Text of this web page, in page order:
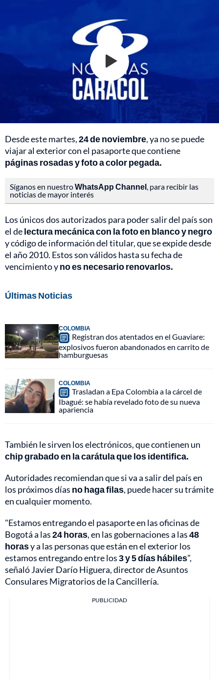
Desde este martes,24 de noviembre, ya no se puede
viajar al exterior con el pasaporte que contiene
páginas rosadas y foto a color pegada.
Síganos en nuestroWhatsApp Channel , para recibir las
noticias de mayor interés
Los únicos dos autorizados para poder salir del país son
el delectura mecánica con la foto en blanco y negro
y código de información del titular, que se expide desde
el año 2010. Estos son válidos hasta su fecha de
vencimiento yno es necesario renovarlos.
Últimas Noticias
COLOMBIA
Registran dos atentados en el Guaviare:
explosivos fueron abandonados en carrito de
hamburguesas
COLOMBIA
Trasladan a Epa Colombia a la cárcel de
Ibagué: se había revelado foto de su nueva
apariencia
También le sirven los electrónicos, que contienen un
chip grabado en la carátula que los identifica.
Autoridades recomiendan que si va a salir del país en
los próximos días no haga filas, puede hacer su trámite
en cualquier momento.
"Estamos entregando el pasaporte en las oficinas de
Bogotá a las24 horas, en las gobernaciones a las48
horasy a las personas que están en el exterior los
estamos entregando entre los3 y 5 días hábiles",
señaló Javier Darío Higuera, director de Asuntos
Consulares Migratorios de la Cancillería.
PUBLICIDAD